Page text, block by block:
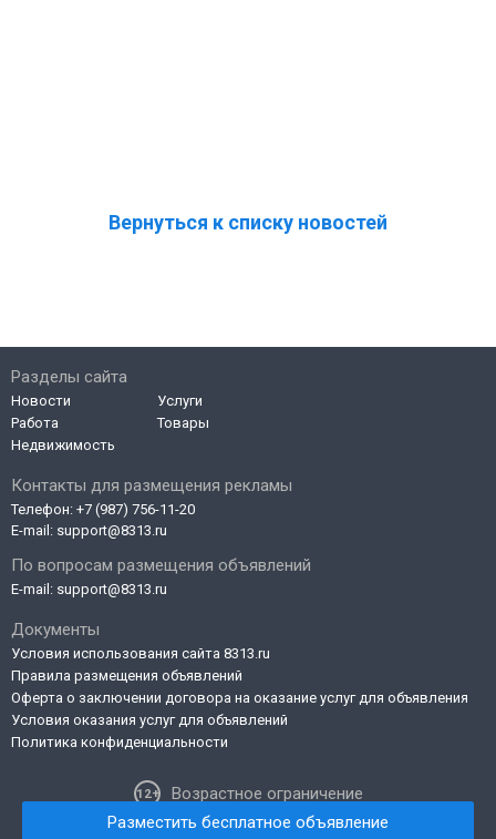
Вернуться к списку новостей
Контакты для размещения рекламы
Телефон: +7 (987) 756-11-20
E-mail: support@8313.ru
По вопросам размещения объявлений
E-mail: support@8313.ru
Документы
Условия использования сайта 8313.ru
Правила размещения объявлений
Оферта о заключении договора на оказание услуг для объявления
Условия оказания услуг для объявлений
Политика конфиденциальности
Возрастное ограничение
Разделы сайта
Новости
Работа
Недвижимость
Услуги
Товары
Разместить бесплатное объявление